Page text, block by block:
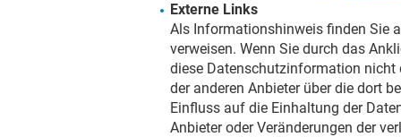
Externe Links
Als Informationshinweis finden Sie
verweisen. Wenn Sie durch das
diese Datenschutzinformation
der anderen Anbieter über die dort
Einfluss auf die Einhaltung der
Anbieter oder Veränderungen der